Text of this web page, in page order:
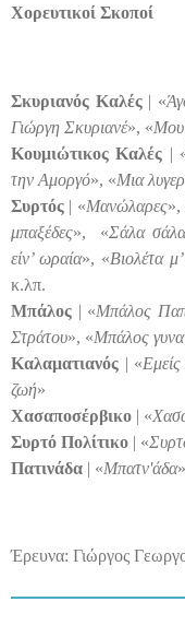
Χορευτικοί Σκοποί
Σκυριανός Καλές| «
Γιώργη Σκυριανέ», «Μου
Κουμιώτικος Καλές |
την Αμοργό», «Μια
Συρτός | «Μανώλαρες»,
μπαξέδες», «Σάλα
είν’ ωραία», «Βιολέτα
κ.λπ.
Μπάλος | «Μπάλος
Στράτου», «Μπάλος
Καλαματιανός | «
ζωή»
Χασαποσέρβικο | «
Συρτό Πολίτικο | «
Πατινάδα | «Μπατν'άδα
Έρευνα: Γιώργος